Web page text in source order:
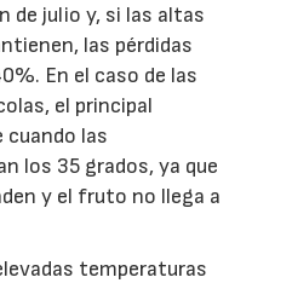
de julio y, si las altas
las pérdidas
En el caso de las
el principal
cuando las
los 35 grados, ya que
y el fruto no llega a
temperaturas